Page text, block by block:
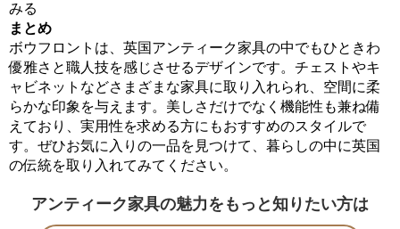
みる
まとめ
ボウフロントは、英国アンティーク家具の中でもひときわ
優雅さと職人技を感じさせるデザインです。チェストやキ
ャビネットなどさまざまな家具に取り入れられ、空間に柔
らかな印象を与えます。美しさだけでなく機能性も兼ね備
えており、実用性を求める方にもおすすめのスタイルで
す。ぜひお気に入りの一品を見つけて、暮らしの中に英国
の伝統を取り入れてみてください。
アンティーク家具の魅力をもっと知りたい方は